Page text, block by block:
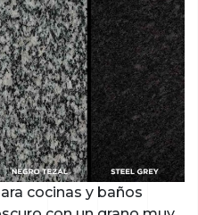
cocinas y baños